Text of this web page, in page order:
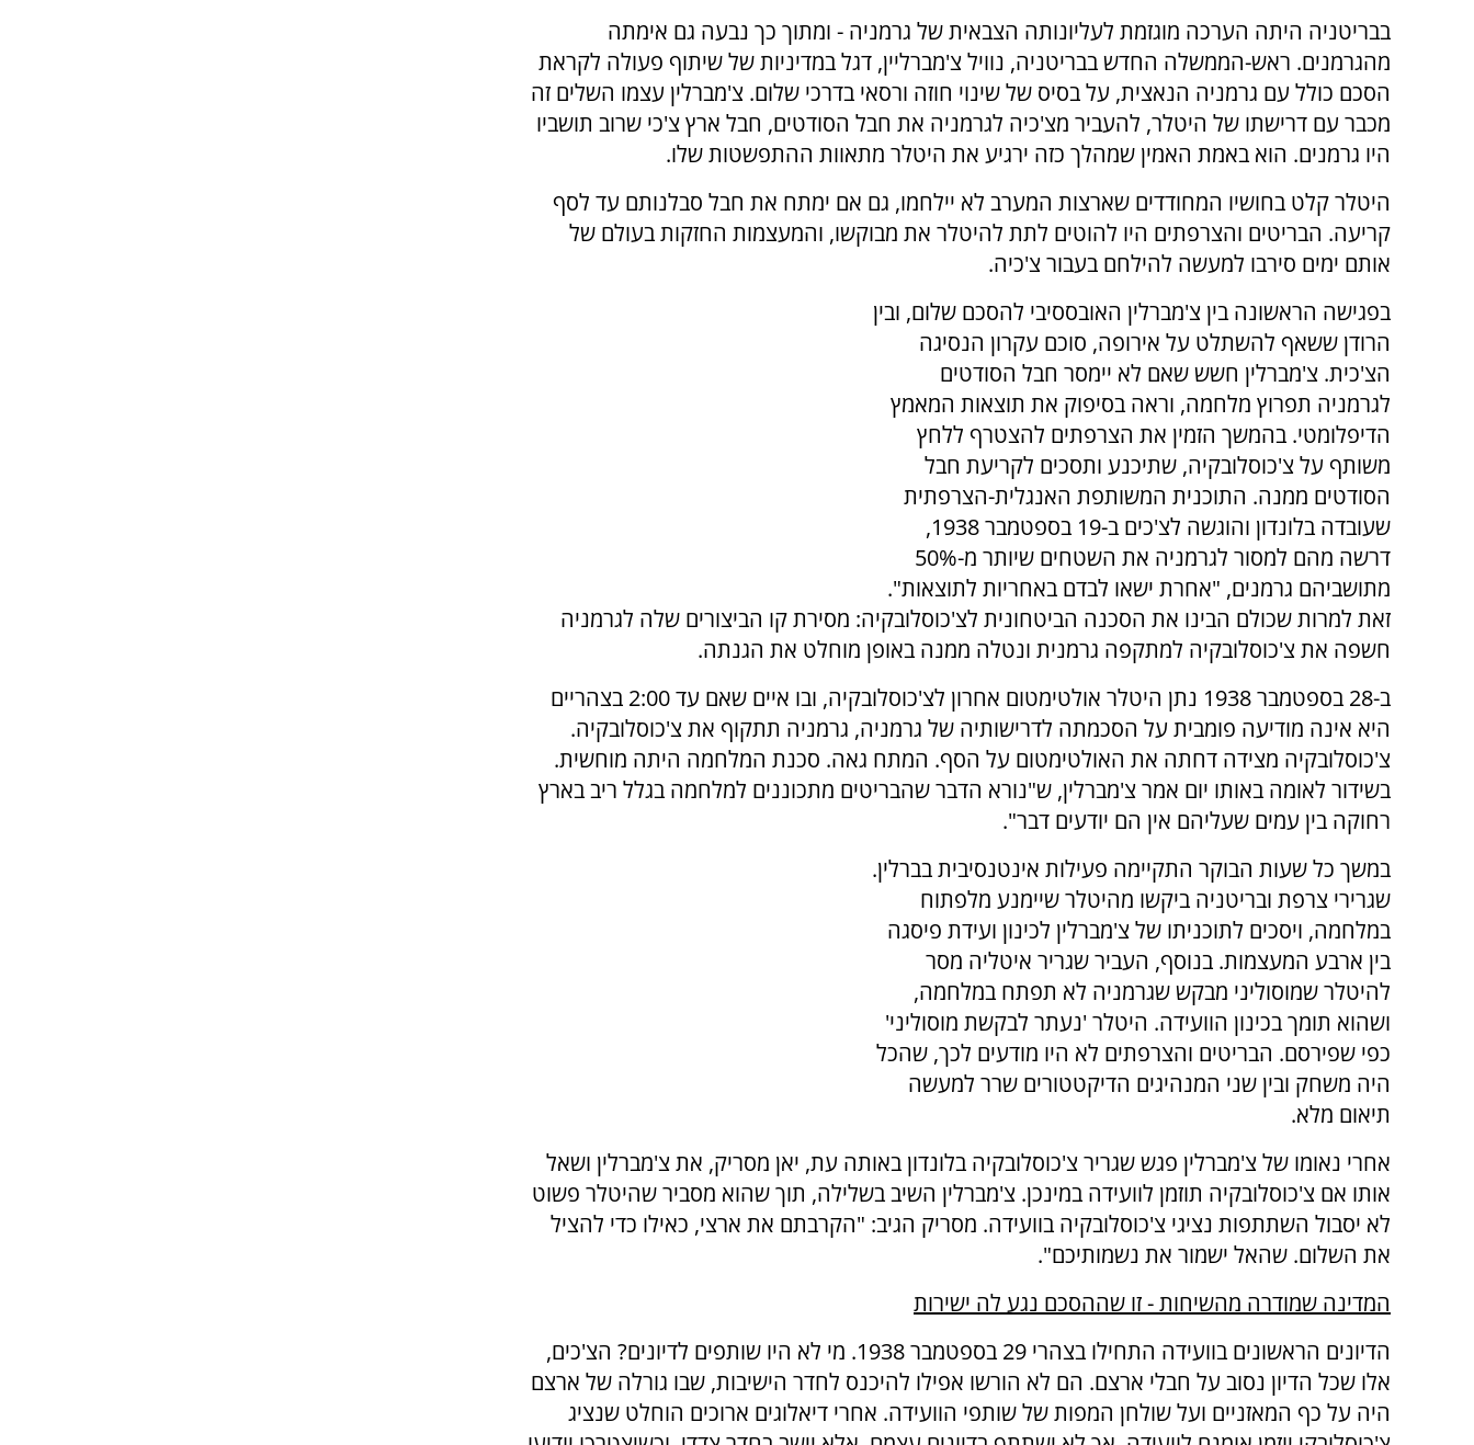
בבריטניה היתה הערכה מוגזמת לעליונותה הצבאית של גרמניה - ומתוך כך נבעה גם אימתה
מהגרמנים. ראש-הממשלה החדש בבריטניה, נוויל צ'מברליין, דגל במדיניות של שיתוף פעולה לקראת
הסכם כולל עם גרמניה הנאצית, על בסיס של שינוי חוזה ורסאי בדרכי שלום. צ'מברלין עצמו השלים זה
מכבר עם דרישתו של היטלר, להעביר מצ'כיה לגרמניה את חבל הסודטים, חבל ארץ צ'כי שרוב תושביו
היו גרמנים. הוא באמת האמין שמהלך כזה ירגיע את היטלר מתאוות ההתפשטות שלו.
היטלר קלט בחושיו המחודדים שארצות המערב לא יילחמו, גם אם ימתח את חבל סבלנותם עד לסף
קריעה. הבריטים והצרפתים היו להוטים לתת להיטלר את מבוקשו, והמעצמות החזקות בעולם של
אותם ימים סירבו למעשה להילחם בעבור צ'כיה.
בפגישה הראשונה בין צ'מברלין האובססיבי להסכם שלום, ובין
הרודן ששאף להשתלט על אירופה, סוכם עקרון הנסיגה
הצ'כית. צ'מברלין חשש שאם לא יימסר חבל הסודטים
לגרמניה תפרוץ מלחמה, וראה בסיפוק את תוצאות המאמץ
הדיפלומטי. בהמשך הזמין את הצרפתים להצטרף ללחץ
משותף על צ'כוסלובקיה, שתיכנע ותסכים לקריעת חבל
הסודטים ממנה. התוכנית המשותפת האנגלית-הצרפתית
שעובדה בלונדון והוגשה לצ'כים ב-19 בספטמבר 1938,
דרשה מהם למסור לגרמניה את השטחים שיותר מ-50%
מתושביהם גרמנים, "אחרת ישאו לבדם באחריות לתוצאות".
זאת למרות שכולם הבינו את הסכנה הביטחונית לצ'כוסלובקיה: מסירת קו הביצורים שלה לגרמניה
חשפה את צ'כוסלובקיה למתקפה גרמנית ונטלה ממנה באופן מוחלט את הגנתה.
ב-28 בספטמבר 1938 נתן היטלר אולטימטום אחרון לצ'כוסלובקיה, ובו איים שאם עד 2:00 בצהריים
היא אינה מודיעה פומבית על הסכמתה לדרישותיה של גרמניה, גרמניה תתקוף את צ'כוסלובקיה.
צ'כוסלובקיה מצידה דחתה את האולטימטום על הסף. המתח גאה. סכנת המלחמה היתה מוחשית.
בשידור לאומה באותו יום אמר צ'מברלין, ש"נורא הדבר שהבריטים מתכוננים למלחמה בגלל ריב בארץ
רחוקה בין עמים שעליהם אין הם יודעים דבר".
במשך כל שעות הבוקר התקיימה פעילות אינטנסיבית בברלין.
שגרירי צרפת ובריטניה ביקשו מהיטלר שיימנע מלפתוח
במלחמה, ויסכים לתוכניתו של צ'מברלין לכינון ועידת פיסגה
בין ארבע המעצמות. בנוסף, העביר שגריר איטליה מסר
להיטלר שמוסוליני מבקש שגרמניה לא תפתח במלחמה,
ושהוא תומך בכינון הוועידה. היטלר 'נעתר לבקשת מוסוליני'
כפי שפירסם. הבריטים והצרפתים לא היו מודעים לכך, שהכל
היה משחק ובין שני המנהיגים הדיקטטורים שרר למעשה
תיאום מלא.
אחרי נאומו של צ'מברלין פגש שגריר צ'כוסלובקיה בלונדון באותה עת, יאן מסריק, את צ'מברלין ושאל
אותו אם צ'כוסלובקיה תוזמן לוועידה במינכן. צ'מברלין השיב בשלילה, תוך שהוא מסביר שהיטלר פשוט
לא יסבול השתתפות נציגי צ'כוסלובקיה בוועידה. מסריק הגיב: "הקרבתם את ארצי, כאילו כדי להציל
את השלום. שהאל ישמור את נשמותיכם".
המדינה שמודרה מהשיחות - זו שההסכם נגע לה ישירות
הדיונים הראשונים בוועידה התחילו בצהרי 29 בספטמבר 1938. מי לא היו שותפים לדיונים? הצ'כים,
אלו שכל הדיון נסוב על חבלי ארצם. הם לא הורשו אפילו להיכנס לחדר הישיבות, שבו גורלה של ארצם
היה על כף המאזניים ועל שולחן המפות של שותפי הוועידה. אחרי דיאלוגים ארוכים הוחלט שנציג